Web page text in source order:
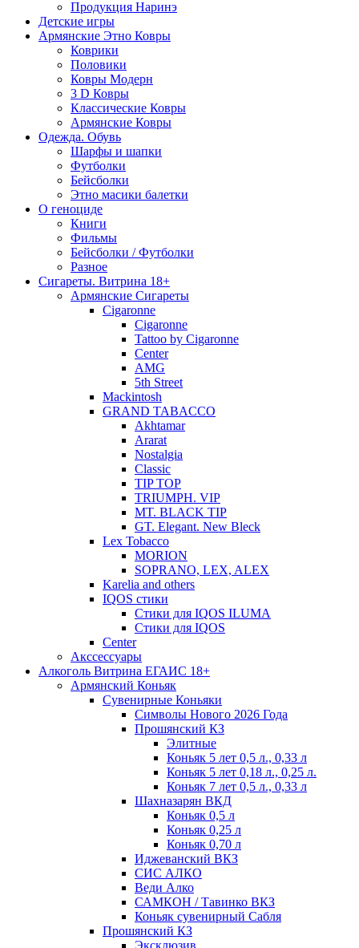
Продукция Наринэ
Детские игры
Армянские Этно Ковры
Коврики
Половики
Ковры Модерн
3 D Ковры
Классические Ковры
Армянские Ковры
Одежда. Обувь
Шарфы и шапки
Футболки
Бейсболки
Этно масики балетки
О геноциде
Книги
Фильмы
Бейсболки / Футболки
Разное
Сигареты. Витрина 18+
Армянские Сигареты
Cigaronne
Cigaronne
Tattoo by Cigaronne
Center
AMG
5th Street
Mackintosh
GRAND TABACCO
Akhtamar
Ararat
Nostalgia
Classic
TIP TOP
TRIUMPH. VIP
MT. BLACK TIP
GT. Elegant. New Bleck
Lex Tobacco
MORION
SOPRANO, LEX, ALEX
Karelia and others
IQOS стики
Стики для IQOS ILUMA
Стики для IQOS
Сenter
Акссессуары
Алкоголь Витрина ЕГАИС 18+
Армянский Коньяк
Сувенирные Коньяки
Символы Нового 2026 Года
Прошянский КЗ
Элитные
Коньяк 5 лет 0,5 л., 0,33 л
Коньяк 5 лет 0,18 л., 0,25 л.
Коньяк 7 лет 0,5 л., 0,33 л
Шахназарян ВКД
Коньяк 0,5 л
Коньяк 0,25 л
Коньяк 0,70 л
Иджеванский ВКЗ
СИС АЛКО
Веди Алко
САМКОН / Тавинко ВКЗ
Коньяк сувенирный Сабля
Прошянский КЗ
Эксклюзив